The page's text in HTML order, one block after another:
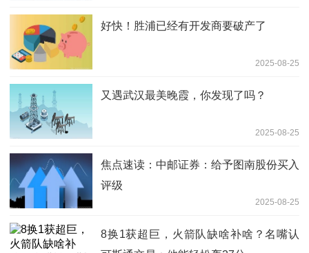
好快！胜浦已经有开发商要破产了
2025-08-25
又遇武汉最美晚霞，你发现了吗？
2025-08-25
焦点速读：中邮证券：给予图南股份买入
评级
2025-08-25
8换1获超巨，火箭队缺啥补啥？名嘴认